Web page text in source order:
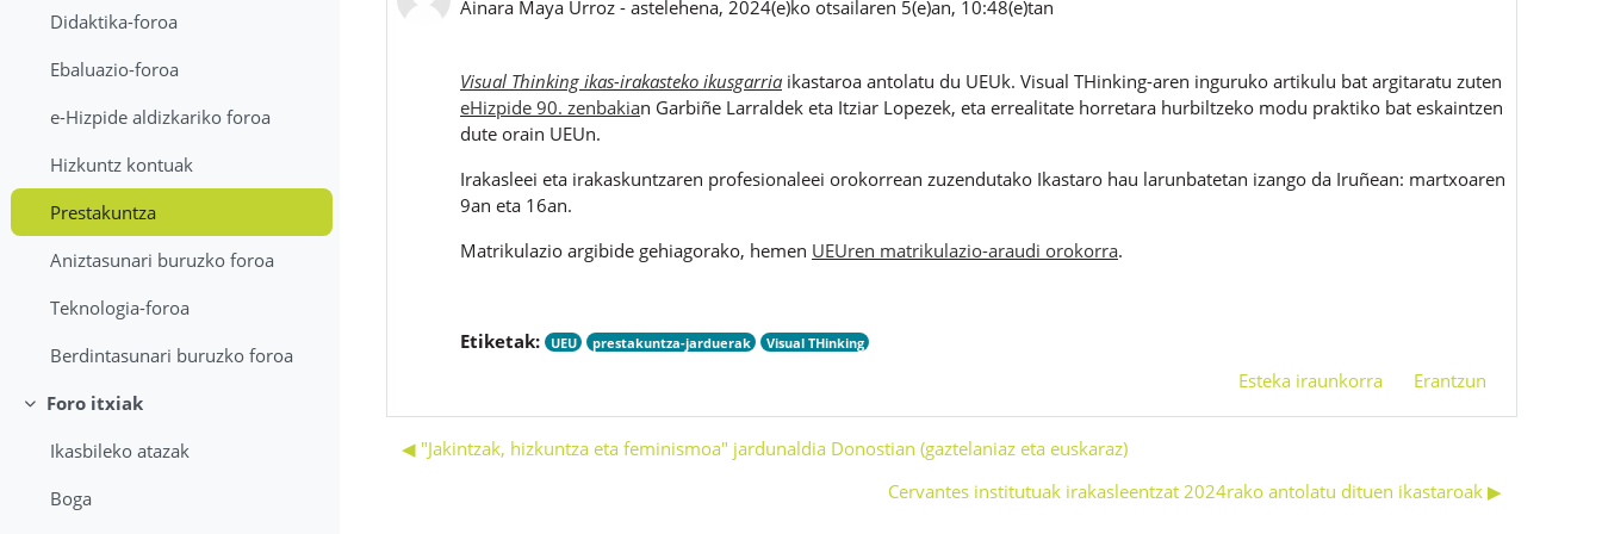
Didaktika-foroa
Ebaluazio-foroa
e-Hizpide aldizkariko foroa
Hizkuntz kontuak
Prestakuntza
Aniztasunari buruzko foroa
Teknologia-foroa
Berdintasunari buruzko foroa
Tolestu
Foro itxiak
Ikasbileko atazak
Boga
Ainara Maya Urroz - astelehena, 2024(e)ko otsailaren 5(e)an, 10:48(e)tan
Visual Thinking ikas-irakasteko ikusgarria ikastaroa antolatu du UEUk. Visual THinking-aren inguruko artikulu bat argitaratu zuten
eHizpide 90. zenbakian Garbiñe Larraldek eta Itziar Lopezek, eta errealitate horretara hurbiltzeko modu praktiko bat eskaintzen
dute orain UEUn.
Irakasleei eta irakaskuntzaren profesionaleei orokorrean zuzendutako Ikastaro hau larunbatetan izango da Iruñean: martxoaren
9an eta 16an.
Matrikulazio argibide gehiagorako, hemen UEUren matrikulazio-araudi orokorra.
Etiketak: UEU prestakuntza-jarduerak Visual THinking
Esteka iraunkorra Erantzun
◀︎ "Jakintzak, hizkuntza eta feminismoa" jardunaldia Donostian (gaztelaniaz eta euskaraz)
Cervantes institutuak irakasleentzat 2024rako antolatu dituen ikastaroak ▶︎